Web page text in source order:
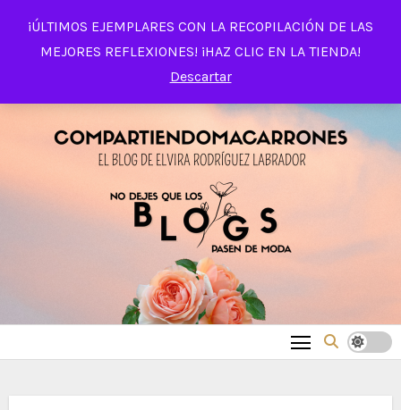
¡ÚLTIMOS EJEMPLARES CON LA RECOPILACIÓN DE LAS
MEJORES REFLEXIONES! ¡HAZ CLIC EN LA TIENDA!
Descartar
contenido